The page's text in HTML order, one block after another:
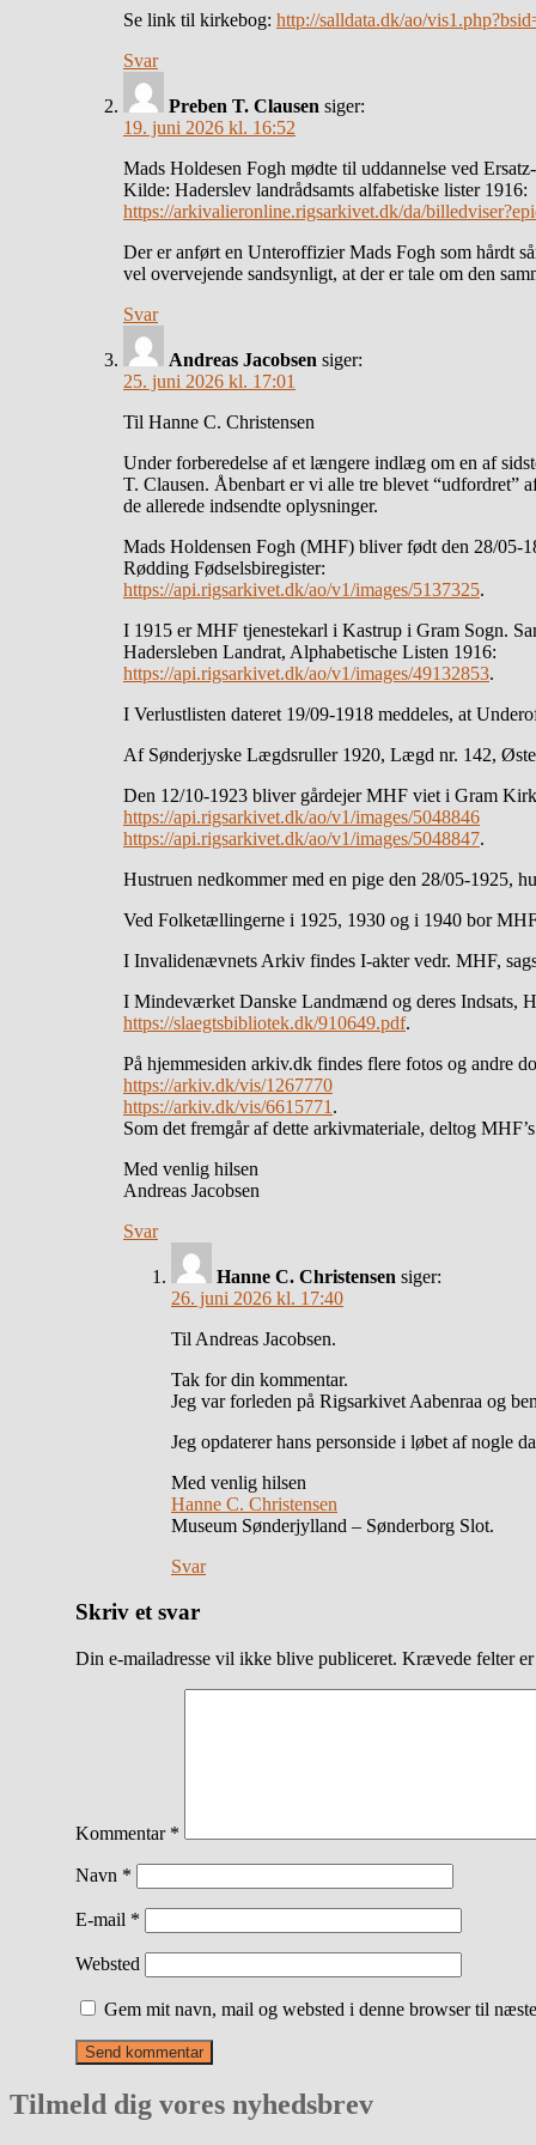
Se link til kirkebog: http://salldata.dk/ao/
Svar
Preben T. Clausen siger:
19. juni 2026 kl. 16:52
Mads Holdesen Fogh mødte til uddannelse ved
Kilde: Haderslev landrådsamts alfabetiske lister 1916:
https://arkivalieronline.rigsarkivet.dk/da/
Der er anført en Unteroffizier Mads Fogh som hårdt
vel overvejende sandsynligt, at der er tale om den
Svar
Andreas Jacobsen siger:
25. juni 2026 kl. 17:01
Til Hanne C. Christensen
Under forberedelse af et længere indlæg om en af
T. Clausen. Åbenbart er vi alle tre blevet “udfordret”
de allerede indsendte oplysninger.
Mads Holdensen Fogh (MHF) bliver født den 28/05-
Rødding Fødselsbiregister:
https://api.rigsarkivet.dk/ao/v1/images/5137325.
I 1915 er MHF tjenestekarl i Kastrup i Gram Sogn.
Hadersleben Landrat, Alphabetische Listen 1916:
https://api.rigsarkivet.dk/ao/v1/images/49132853.
I Verlustlisten dateret 19/09-1918 meddeles, at
Af Sønderjyske Lægdsruller 1920, Lægd nr. 142,
Den 12/10-1923 bliver gårdejer MHF viet i Gram
https://api.rigsarkivet.dk/ao/v1/images/5048846
https://api.rigsarkivet.dk/ao/v1/images/5048847.
Hustruen nedkommer med en pige den 28/05-1925,
Ved Folketællingerne i 1925, 1930 og i 1940 bor
I Invalidenævnets Arkiv findes I-akter vedr. MHF,
I Mindeværket Danske Landmænd og deres Indsats,
https://slaegtsbibliotek.dk/910649.pdf.
På hjemmesiden arkiv.dk findes flere fotos og andre
https://arkiv.dk/vis/1267770
https://arkiv.dk/vis/6615771 .
Som det fremgår af dette arkivmateriale, deltog
Med venlig hilsen
Andreas Jacobsen
Svar
Hanne C. Christensen siger:
26. juni 2026 kl. 17:40
Til Andreas Jacobsen.
Tak for din kommentar.
Jeg var forleden på Rigsarkivet Aabenraa og
Jeg opdaterer hans personside i løbet af nogle
Med venlig hilsen
Hanne C. Christensen
Museum Sønderjylland – Sønderborg Slot.
Svar
Skriv et svar
Din e-mailadresse vil ikke blive publiceret. Krævede felter
Kommentar *
Navn *
E-mail *
Websted
Gem mit navn, mail og websted i denne browser til
Tilmeld dig vores nyhedsbrev